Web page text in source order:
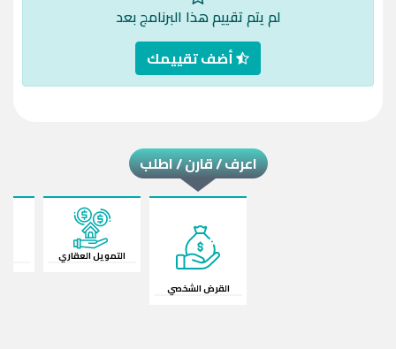
لم يتم تقييم هذا البرنامج بعد
أضف تقييمك
اعرف / قارن / اطلب
القرض الشخصي
التمويل العقاري